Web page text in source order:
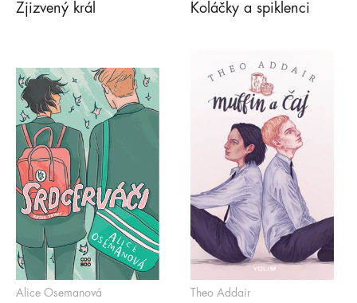
Zjizvený král Koláčky a spiklenci
Alice Osemanová Theo Addair